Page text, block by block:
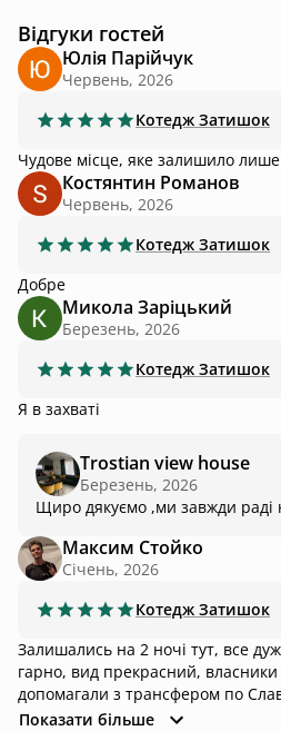
Відгуки гостей
Юлія Парійчук
Червень, 2026
Котедж Затишок
Чудове місце, яке залишило
Костянтин Романов
Червень, 2026
Котедж Затишок
Добре
Микола Заріцький
Березень, 2026
Котедж Затишок
Я в захваті
Trostian view house
Березень, 2026
Щиро дякуємо ,ми завжди раді
Максим Стойко
Січень, 2026
Котедж Затишок
Залишались на 2 ночі тут, все
гарно, вид прекрасний,
допомагали з трансфером по
залишило позитивне враження. Чан, про який йшло в
Показати більше